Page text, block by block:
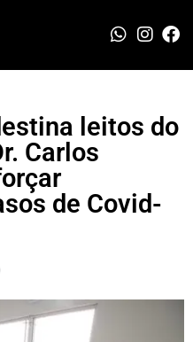
leitos do
Carlos
de Covid-